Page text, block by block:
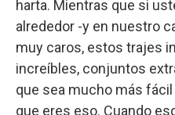
harta. Mientras que si
alrededor -y en nuestro
muy caros, estos trajes
increíbles, conjuntos
que sea mucho más
que eres eso. Cuando